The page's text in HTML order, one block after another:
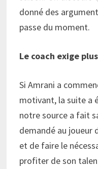
donné des
passe du moment.
Le coach exige
Si Amrani a
motivant, la suite a
notre source a fait
demandé au joueur
et de faire le
profiter de son